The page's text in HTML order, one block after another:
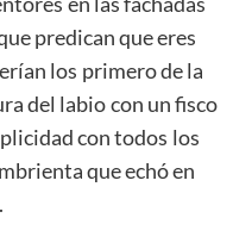
predican que eres
los primero de la
del labio con un fisco
con todos los
que echó en